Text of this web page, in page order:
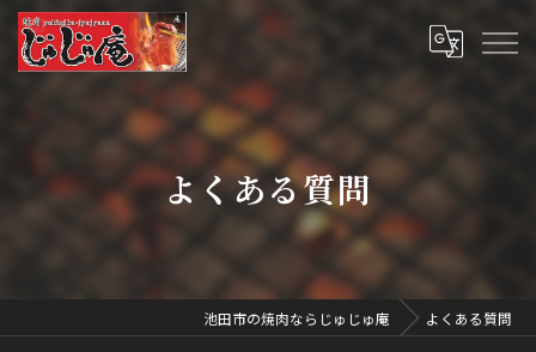
よくある質問
池田市の焼肉ならじゅじゅ庵 よくある質問